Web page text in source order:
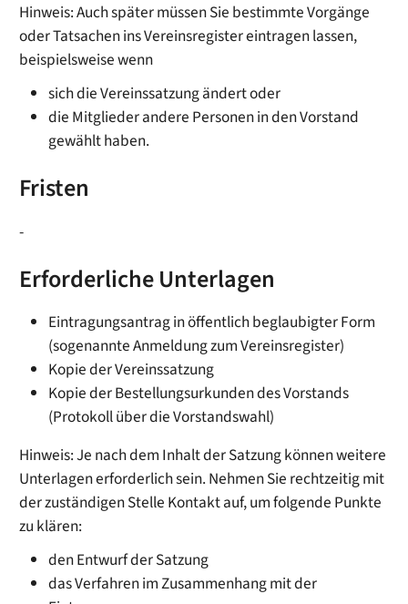
Hinweis: Auch später müssen Sie bestimmte Vorgänge
oder Tatsachen ins Vereinsregister eintragen lassen,
beispielsweise wenn
sich die Vereinssatzung ändert oder
die Mitglieder andere Personen in den Vorstand
gewählt haben.
Fristen
-
Erforderliche Unterlagen
Eintragungsantrag in öffentlich beglaubigter Form
(sogenannte Anmeldung zum Vereinsregister)
Kopie der Vereinssatzung
Kopie der Bestellungsurkunden des Vorstands
(Protokoll über die Vorstandswahl)
Hinweis: Je nach dem Inhalt der Satzung können weitere
Unterlagen erforderlich sein. Nehmen Sie rechtzeitig mit
der zuständigen Stelle Kontakt auf, um folgende Punkte
zu klären:
den Entwurf der Satzung
das Verfahren im Zusammenhang mit der